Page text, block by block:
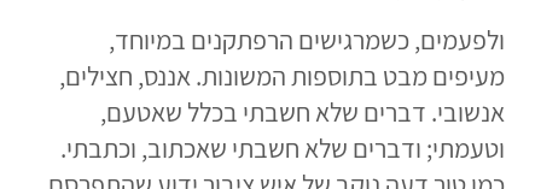
ולפעמים, כשמרגישים הרפתקנים במיוחד,
מעיפים מבט בתוספות המשונות. אננס, חצילים,
אנשובי. דברים שלא חשבתי בכלל שאטעם,
וטעמתי; ודברים שלא חשבתי שאכתוב, וכתבתי.